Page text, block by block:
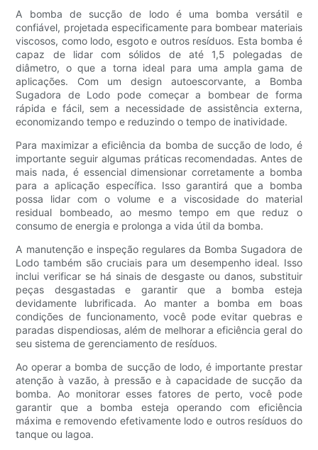
A bomba de sucção de lodo é uma bomba versátil e
confiável, projetada especificamente para bombear materiais
viscosos, como lodo, esgoto e outros resíduos. Esta bomba é
capaz de lidar com sólidos de até 1,5 polegadas de
diâmetro, o que a torna ideal para uma ampla gama de
aplicações. Com um design autoescorvante, a Bomba
Sugadora de Lodo pode começar a bombear de forma
rápida e fácil, sem a necessidade de assistência externa,
economizando tempo e reduzindo o tempo de inatividade.
Para maximizar a eficiência da bomba de sucção de lodo, é
importante seguir algumas práticas recomendadas. Antes de
mais nada, é essencial dimensionar corretamente a bomba
para a aplicação específica. Isso garantirá que a bomba
possa lidar com o volume e a viscosidade do material
residual bombeado, ao mesmo tempo em que reduz o
consumo de energia e prolonga a vida útil da bomba.
A manutenção e inspeção regulares da Bomba Sugadora de
Lodo também são cruciais para um desempenho ideal. Isso
inclui verificar se há sinais de desgaste ou danos, substituir
peças desgastadas e garantir que a bomba esteja
devidamente lubrificada. Ao manter a bomba em boas
condições de funcionamento, você pode evitar quebras e
paradas dispendiosas, além de melhorar a eficiência geral do
seu sistema de gerenciamento de resíduos.
Ao operar a bomba de sucção de lodo, é importante prestar
atenção à vazão, à pressão e à capacidade de sucção da
bomba. Ao monitorar esses fatores de perto, você pode
garantir que a bomba esteja operando com eficiência
máxima e removendo efetivamente lodo e outros resíduos do
tanque ou lagoa.